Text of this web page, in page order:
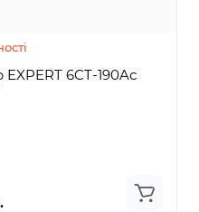
6CT-190Aс